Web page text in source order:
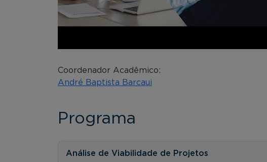
Coordenador Acadêmico:
André Baptista Barcaui
Programa
Análise de Viabilidade de Projetos